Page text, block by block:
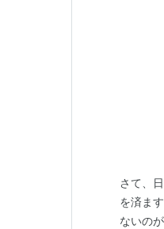
さて、
を済ま
ないの